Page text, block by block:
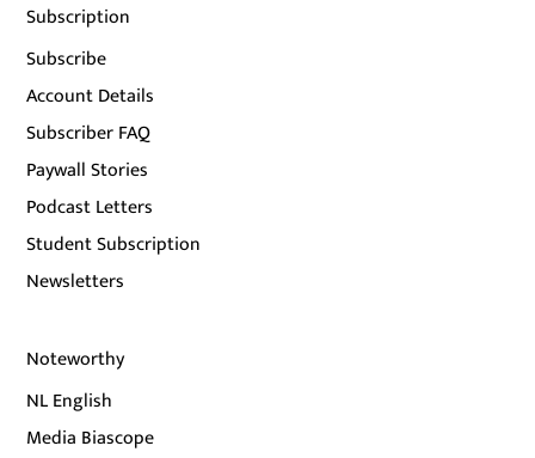
Subscription
Subscribe
Account Details
Subscriber FAQ
Paywall Stories
Podcast Letters
Student Subscription
Newsletters
Noteworthy
NL English
Media Biascope